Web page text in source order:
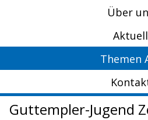
Über
Aktuell
Themen
Guttempler-Jugend